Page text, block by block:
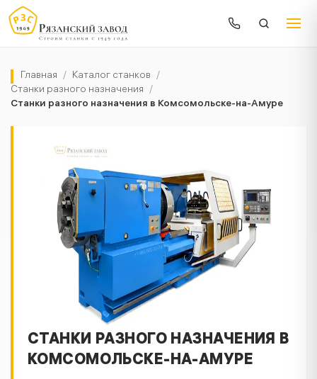
Главная / Каталог станков /
Станки разного назначения /
Станки разного назначения в Комсомольске-на-Амуре
СТАНКИ РАЗНОГО НАЗНАЧЕНИЯ В
КОМСОМОЛЬСКЕ-НА-АМУРЕ